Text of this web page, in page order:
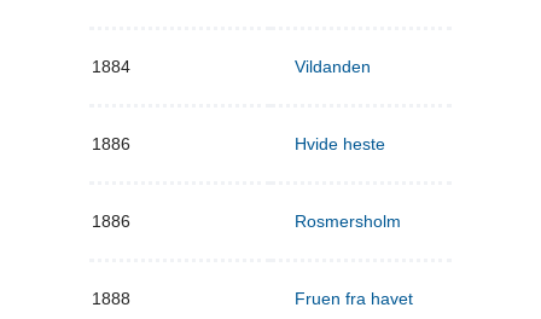
1884 Vildanden
1886 Hvide heste
1886 Rosmersholm
1888 Fruen fra havet